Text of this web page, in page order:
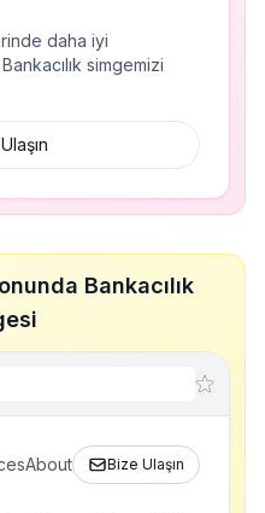
daha iyi
simgemizi
Bankacılık
About Bize Ulaşın